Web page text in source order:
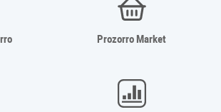
Prozorro Market